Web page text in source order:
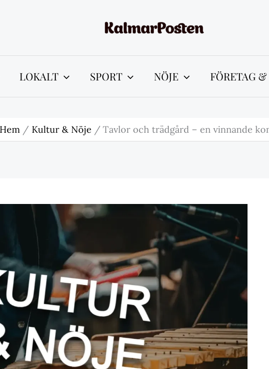
LOKALT SPORT NÖJE FÖRETAG
Hem Kultur & Nöje Tavlor och trädgård – en vinnande